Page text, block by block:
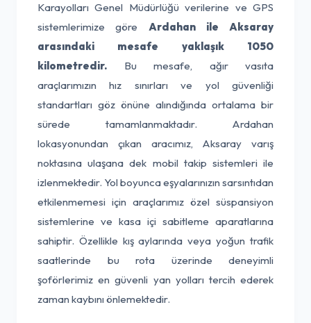
Karayolları Genel Müdürlüğü verilerine ve GPS
sistemlerimize göre Ardahan ile Aksaray
arasındaki mesafe yaklaşık 1050
kilometredir. Bu mesafe, ağır vasıta
araçlarımızın hız sınırları ve yol güvenliği
standartları göz önüne alındığında ortalama bir
sürede tamamlanmaktadır. Ardahan
lokasyonundan çıkan aracımız, Aksaray varış
noktasına ulaşana dek mobil takip sistemleri ile
izlenmektedir. Yol boyunca eşyalarınızın sarsıntıdan
etkilenmemesi için araçlarımız özel süspansiyon
sistemlerine ve kasa içi sabitleme aparatlarına
sahiptir. Özellikle kış aylarında veya yoğun trafik
saatlerinde bu rota üzerinde deneyimli
şoförlerimiz en güvenli yan yolları tercih ederek
zaman kaybını önlemektedir.